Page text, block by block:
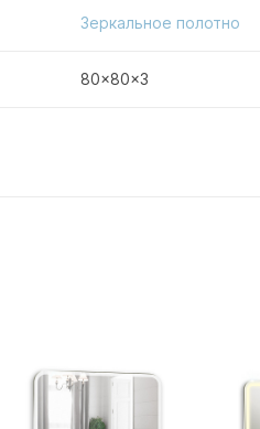
Зеркальное полотно
80x80x3